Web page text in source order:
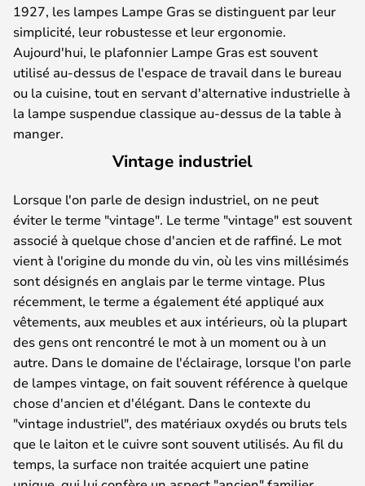
1927, les lampes Lampe Gras se distinguent par leur
simplicité, leur robustesse et leur ergonomie.
Aujourd'hui, le plafonnier Lampe Gras est souvent
utilisé au-dessus de l'espace de travail dans le bureau
ou la cuisine, tout en servant d'alternative industrielle à
la lampe suspendue classique au-dessus de la table à
manger.
Vintage industriel
Lorsque l'on parle de design industriel, on ne peut
éviter le terme "vintage". Le terme "vintage" est souvent
associé à quelque chose d'ancien et de raffiné. Le mot
vient à l'origine du monde du vin, où les vins millésimés
sont désignés en anglais par le terme vintage. Plus
récemment, le terme a également été appliqué aux
vêtements, aux meubles et aux intérieurs, où la plupart
des gens ont rencontré le mot à un moment ou à un
autre. Dans le domaine de l'éclairage, lorsque l'on parle
de lampes vintage, on fait souvent référence à quelque
chose d'ancien et d'élégant. Dans le contexte du
"vintage industriel", des matériaux oxydés ou bruts tels
que le laiton et le cuivre sont souvent utilisés. Au fil du
temps, la surface non traitée acquiert une patine